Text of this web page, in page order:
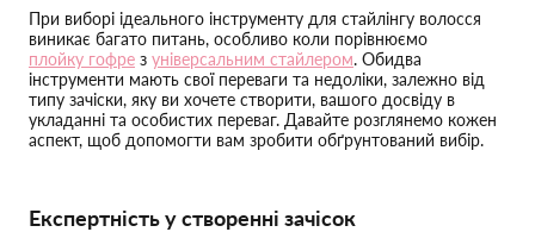
При виборі ідеального інструменту для стайлінгу волосся
виникає багато питань, особливо коли порівнюємо
плойку гофре з універсальним стайлером. Обидва
інструменти мають свої переваги та недоліки, залежно від
типу зачіски, яку ви хочете створити, вашого досвіду в
укладанні та особистих переваг. Давайте розглянемо кожен
аспект, щоб допомогти вам зробити обґрунтований вибір.
Експертність у створенні зачісок